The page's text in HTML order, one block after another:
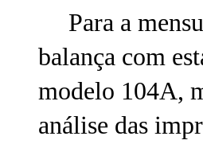
Para a
balança com
modelo 104A,
análise das